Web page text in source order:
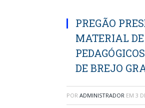
PREGÃO
MATERIAL
DE BREJO
POR ADMINISTRADOR EM 3